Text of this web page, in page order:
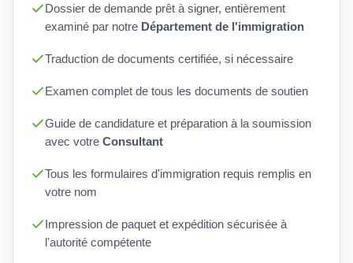
Dossier de demande prêt à signer, entièrement
examiné par notre Département de l'immigration
Traduction de documents certifiée, si nécessaire
Examen complet de tous les documents de soutien
Guide de candidature et préparation à la soumission
avec votre Consultant
Tous les formulaires d'immigration requis remplis en
votre nom
Impression de paquet et expédition sécurisée à
l'autorité compétente